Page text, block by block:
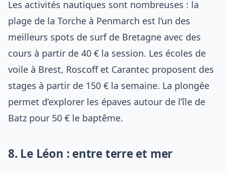
Les activités nautiques sont nombreuses : la
plage de la Torche à Penmarch est l’un des
meilleurs spots de surf de Bretagne avec des
cours à partir de 40 € la session. Les écoles de
voile à Brest, Roscoff et Carantec proposent des
stages à partir de 150 € la semaine. La plongée
permet d’explorer les épaves autour de l’île de
Batz pour 50 € le baptême.
8. Le Léon : entre terre et mer